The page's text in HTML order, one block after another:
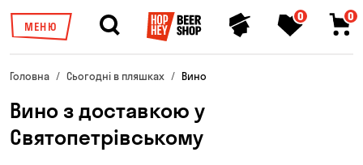
МЕНЮ
0 0
Головна Сьогодні в пляшках Вино
Вино з доставкою у
Святопетрівському